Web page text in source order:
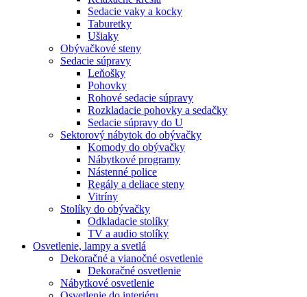
Sedacie vaky a kocky
Taburetky
Ušiaky
Obývačkové steny
Sedacie súpravy
Leňošky
Pohovky
Rohové sedacie súpravy
Rozkladacie pohovky a sedačky
Sedacie súpravy do U
Sektorový nábytok do obývačky
Komody do obývačky
Nábytkové programy
Nástenné police
Regály a deliace steny
Vitríny
Stolíky do obývačky
Odkladacie stolíky
TV a audio stolíky
Osvetlenie, lampy a svetlá
Dekoračné a vianočné osvetlenie
Dekoračné osvetlenie
Nábytkové osvetlenie